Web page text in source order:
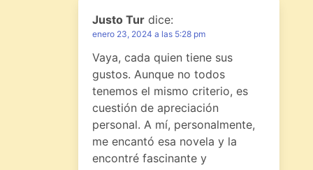
Justo Tur dice:
enero 23, 2024 a las 5:28 pm
Vaya, cada quien tiene sus
gustos. Aunque no todos
tenemos el mismo criterio, es
cuestión de apreciación
personal. A mí, personalmente,
me encantó esa novela y la
encontré fascinante y